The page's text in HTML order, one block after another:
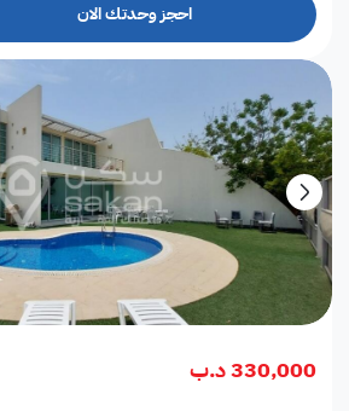
احجز وحدتك الان
330,000 د.ب